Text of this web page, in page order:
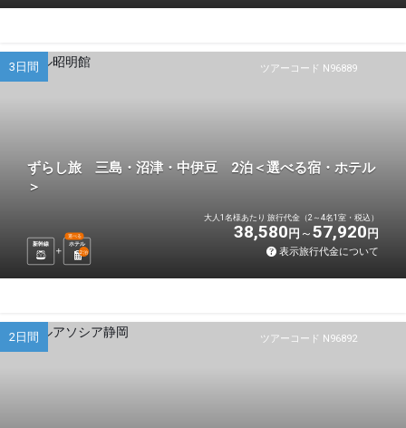
ツアーコード N96889
3日間
ずらし旅 三島・沼津・中伊豆 2泊＜選べる宿・ホテル
＞
新幹線 ホテル
選べる
2泊
大人1名様あたり 旅行代金（2～4名1室・税込）
38,580 円 57,920 円
表示旅行代金について
ツアーコード N96892
2日間